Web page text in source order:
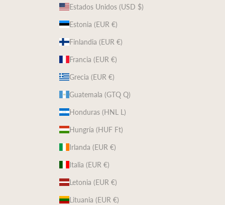
Estados Unidos (USD $)
Estonia (EUR €)
Finlandia (EUR €)
Francia (EUR €)
Grecia (EUR €)
Guatemala (GTQ Q)
Honduras (HNL L)
Hungría (HUF Ft)
Irlanda (EUR €)
Italia (EUR €)
Letonia (EUR €)
Lituania (EUR €)